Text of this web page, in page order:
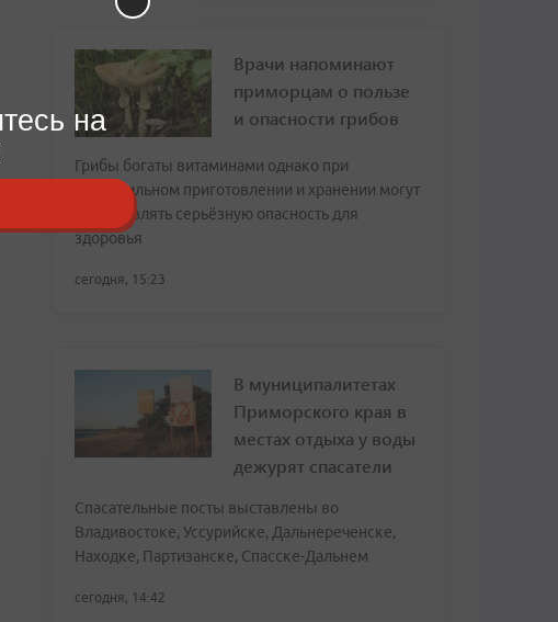
Врачи напоминают
приморцам о пользе
и опасности грибов
Грибы богаты витаминами однако при
неправильном приготовлении и хранении могут
представлять серьёзную опасность для
здоровья
сегодня, 15:23
В муниципалитетах
Приморского края в
местах отдыха у воды
дежурят спасатели
Спасательные посты выставлены во
Владивостоке, Уссурийске, Дальнереченске,
Находке, Партизанске, Спасске-Дальнем
сегодня, 14:42
на